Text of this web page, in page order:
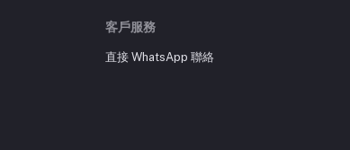
客戶服務
直接 WhatsApp 聯絡